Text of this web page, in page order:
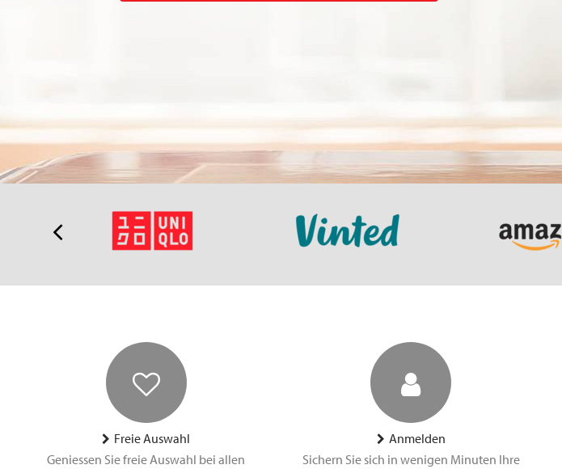
Freie Auswahl
Geniessen Sie freie Auswahl bei allen
Anmelden
Sichern Sie sich in wenigen Minuten Ihre